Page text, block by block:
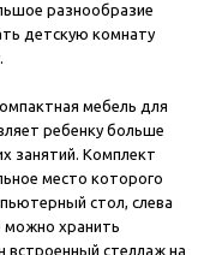
разнообразие
детскую комнату
мебель для
ребенку больше
занятий. Комплект
место которого
стол, слева
можно хранить
встроенный стеллаж на